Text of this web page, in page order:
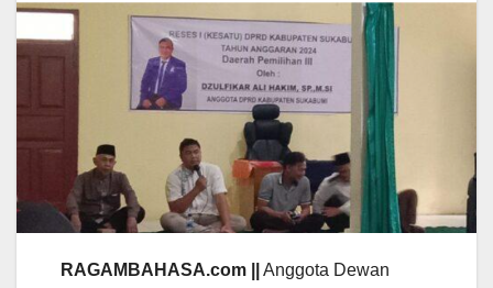
RAGAMBAHASA.com ||
Anggota Dewan